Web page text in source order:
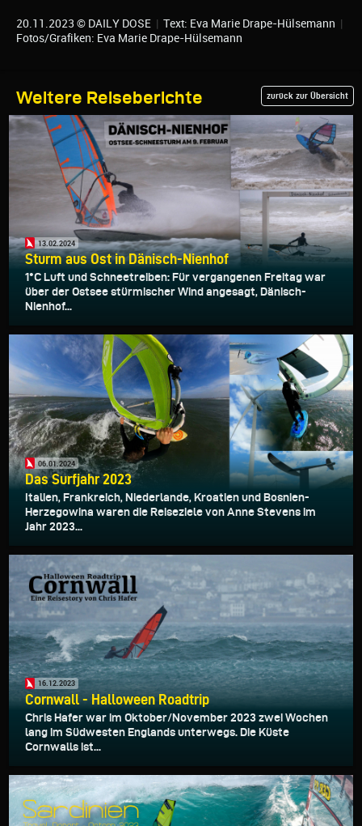
20.11.2023 © DAILY DOSE | Text: Eva Marie Drape-Hülsemann |
Fotos/Grafiken: Eva Marie Drape-Hülsemann
Weitere Reiseberichte zurück zur Übersicht
13.02.2024
Sturm aus Ost in Dänisch-Nienhof
1°C Luft und Schneetreiben: Für vergangenen Freitag war
über der Ostsee stürmischer Wind angesagt, Dänisch-
Nienhof...
06.01.2024
Das Surfjahr 2023
Italien, Frankreich, Niederlande, Kroatien und Bosnien-
Herzegowina waren die Reiseziele von Anne Stevens im
Jahr 2023...
16.12.2023
Cornwall - Halloween Roadtrip
Chris Hafer war im Oktober/November 2023 zwei Wochen
lang im Südwesten Englands unterwegs. Die Küste
Cornwalls ist...